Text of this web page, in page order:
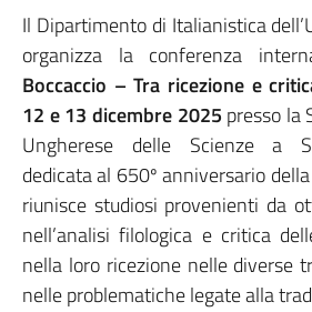
Il Dipartimento di Italianistica
organizza la conferenza
Boccaccio – Tra ricezione e
12 e 13 dicembre 2025 presso la
Ungherese delle Scienze a
dedicata al 650º anniversario
riunisce studiosi provenienti da
nell’analisi filologica e critica
nella loro ricezione nelle diverse
nelle problematiche legate alla